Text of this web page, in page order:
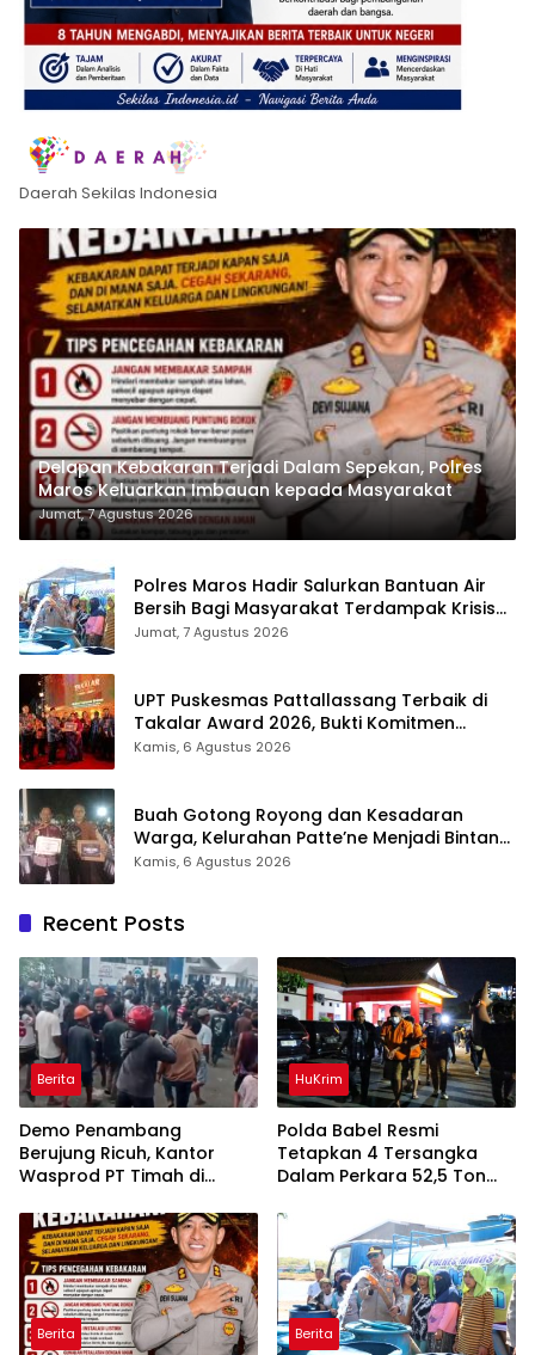
Daerah Sekilas Indonesia
Delapan Kebakaran Terjadi Dalam Sepekan, Polres
Maros Keluarkan Imbauan kepada Masyarakat
Jumat, 7 Agustus 2026
Polres Maros Hadir Salurkan Bantuan Air
Bersih Bagi Masyarakat Terdampak Krisis
Air Bersih Di Maros
Jumat, 7 Agustus 2026
UPT Puskesmas Pattallassang Terbaik di
Takalar Award 2026, Bukti Komitmen
Hadirkan Pelayanan Kesehatan Berkualitas
Kamis, 6 Agustus 2026
Buah Gotong Royong dan Kesadaran
Warga, Kelurahan Patte’ne Menjadi Bintang
Takalar Award 2026
Kamis, 6 Agustus 2026
Recent Posts
Berita
Demo Penambang
Berujung Ricuh, Kantor
Wasprod PT Timah di
HuKrim
Polda Babel Resmi
Tetapkan 4 Tersangka
Dalam Perkara 52,5 Ton
Belitung
Berita Berita